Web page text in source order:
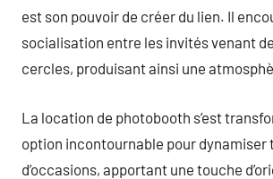
est son pouvoir de créer du lien. Il
socialisation entre les invités venant
cercles, produisant ainsi une
La location de photobooth s’est
option incontournable pour dynamiser
d’occasions, apportant une touche